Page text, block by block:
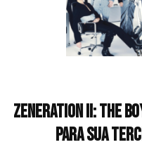
ZENERATION II: The
para sua